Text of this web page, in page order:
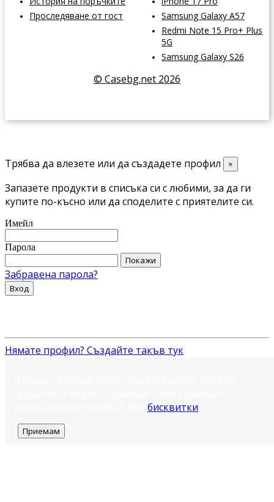
Проследяване от гост
Samsung Galaxy A57
Redmi Note 15 Pro+ Plus
5G
Samsung Galaxy S26
© Casebg.net 2026
Трябва да влезете или да създадете профил ×
Запазете продукти в списъка си с любими, за да ги
купите по-късно или да споделите с приятелите си.
Имейл
Парола
Покажи
Забравена парола?
Вход
Нямате профил? Създайте такъв тук
бисквитки
Приемам